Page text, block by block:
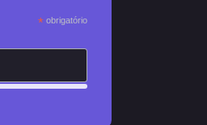
*obrigatório